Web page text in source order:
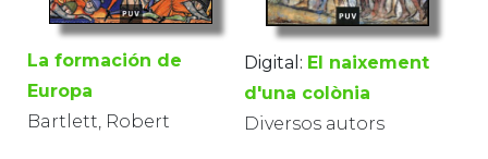
La formación de
Europa
Bartlett, Robert
Digital: El naixement
d'una colònia
Diversos autors